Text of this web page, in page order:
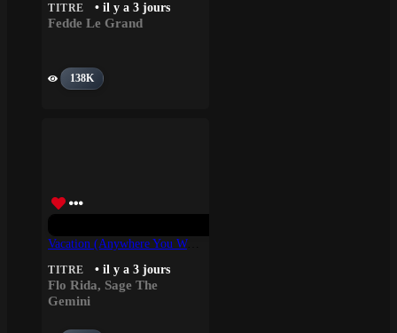
TITRE • il y a 3 jours
Fedde Le Grand
138K
Vacation (Anywhere You Wanna Go) – Flo Rida, Sage The Gemini
TITRE • il y a 3 jours
Flo Rida, Sage The
Gemini